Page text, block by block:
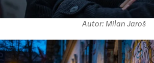
Autor: Milan Jaroš